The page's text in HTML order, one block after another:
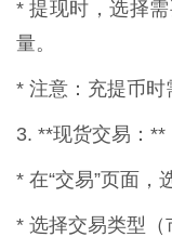
* 提现时，选择
量。
* 注意：充提币时
3. **现货交易：**
* 在“交易”页面，
* 选择交易类型（